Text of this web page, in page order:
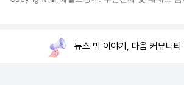
뉴스 밖 이야기, 다음 커뮤니티